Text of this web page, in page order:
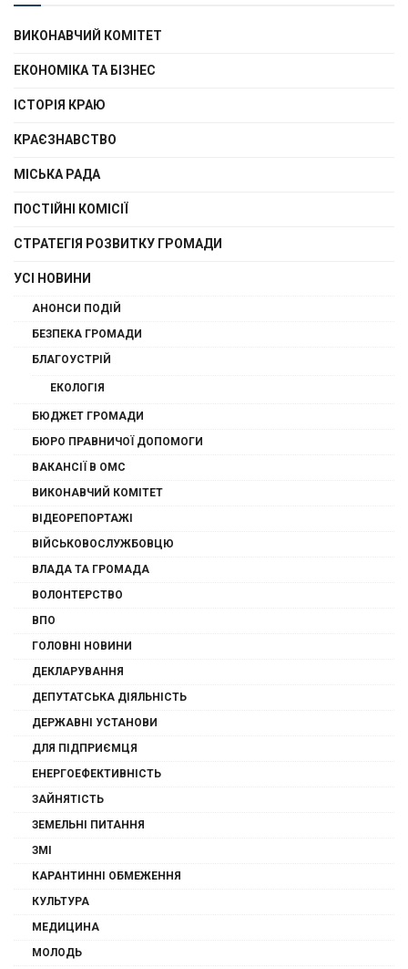
ВИКОНАВЧИЙ КОМІТЕТ
ЕКОНОМІКА ТА БІЗНЕС
ІСТОРІЯ КРАЮ
КРАЄЗНАВСТВО
МІСЬКА РАДА
ПОСТІЙНІ КОМІСІЇ
СТРАТЕГІЯ РОЗВИТКУ ГРОМАДИ
УСІ НОВИНИ
АНОНСИ ПОДІЙ
БЕЗПЕКА ГРОМАДИ
БЛАГОУСТРІЙ
ЕКОЛОГІЯ
БЮДЖЕТ ГРОМАДИ
БЮРО ПРАВНИЧОЇ ДОПОМОГИ
ВАКАНСІЇ В ОМС
ВИКОНАВЧИЙ КОМІТЕТ
ВІДЕОРЕПОРТАЖІ
ВІЙСЬКОВОСЛУЖБОВЦЮ
ВЛАДА ТА ГРОМАДА
ВОЛОНТЕРСТВО
ВПО
ГОЛОВНІ НОВИНИ
ДЕКЛАРУВАННЯ
ДЕПУТАТСЬКА ДІЯЛЬНІСТЬ
ДЕРЖАВНІ УСТАНОВИ
ДЛЯ ПІДПРИЄМЦЯ
ЕНЕРГОЕФЕКТИВНІСТЬ
ЗАЙНЯТІСТЬ
ЗЕМЕЛЬНІ ПИТАННЯ
ЗМІ
КАРАНТИННІ ОБМЕЖЕННЯ
КУЛЬТУРА
МЕДИЦИНА
МОЛОДЬ